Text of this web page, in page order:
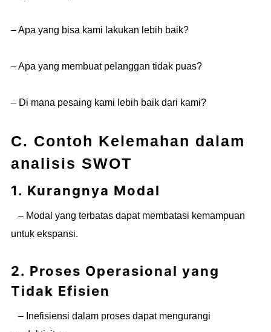
– Apa yang bisa kami lakukan lebih baik?
– Apa yang membuat pelanggan tidak puas?
– Di mana pesaing kami lebih baik dari kami?
C. Contoh Kelemahan dalam
analisis SWOT
1. Kurangnya Modal
– Modal yang terbatas dapat membatasi kemampuan
untuk ekspansi.
2. Proses Operasional yang
Tidak Efisien
– Inefisiensi dalam proses dapat mengurangi